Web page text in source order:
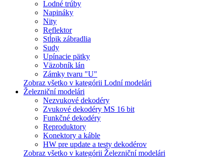
Lodné trúby
Napináky
Nity
Reflektor
Stĺpik zábradlia
Sudy
Upínacie pätky
Väzobník lán
Zámky tvaru "U"
Zobraz všetko v kategórii Lodní modelári
Železniční modelári
Nezvukové dekodéry
Zvukové dekodéry MS 16 bit
Funkčné dekodéry
Reproduktory
Konektory a káble
HW pre update a testy dekodérov
Zobraz všetko v kategórii Železniční modelári